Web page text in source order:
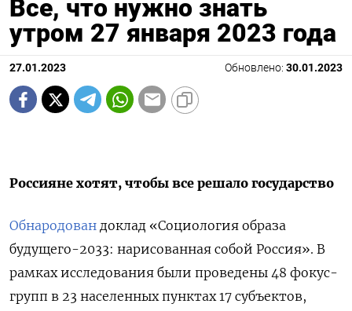
Все, что нужно знать
утром 27 января 2023 года
27.01.2023 Обновлено: 30.01.2023
Россияне хотят, чтобы все решало государство
Обнародован доклад «Социология образа
будущего-2033: нарисованная собой Россия». В
рамках исследования были проведены 48 фокус-
групп в 23 населенных пунктах 17 субъектов,